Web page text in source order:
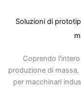
Soluzioni di
Coprendo
produzione di
per macchinari